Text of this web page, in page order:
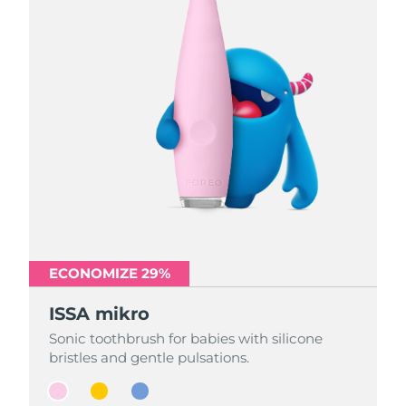
ECONOMIZE 29%
ISSA mikro
Sonic toothbrush for babies with silicone
bristles and gentle pulsations.
ECONOMIZE 29%
ISSA mikro
Sonic toothbrush for babies with silicone
bristles and gentle pulsations.
ECONOMIZE 29%
ISSA mikro
Sonic toothbrush for babies with silicone
bristles and gentle pulsations.